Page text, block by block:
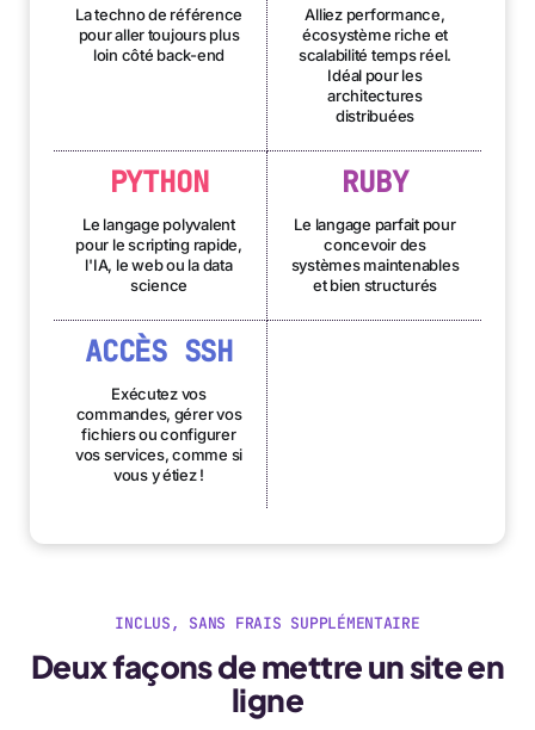
La techno de référence
pour aller toujours plus
loin côté back-end
Alliez performance,
écosystème riche et
scalabilité temps réel.
Idéal pour les
architectures
distribuées
PYTHON
Le langage polyvalent
pour le scripting rapide,
l'IA, le web ou la data
science
RUBY
Le langage parfait pour
concevoir des
systèmes maintenables
et bien structurés
ACCÈS SSH
Exécutez vos
commandes, gérer vos
fichiers ou configurer
vos services, comme si
vous y étiez !
INCLUS, SANS FRAIS SUPPLÉMENTAIRE
Deux façons de mettre un site en
ligne